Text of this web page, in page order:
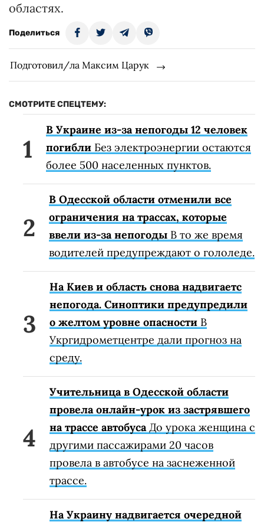
областях.
Поделиться
Подготовил/ла Максим Царук
СМОТРИТЕ СПЕЦТЕМУ:
В Украине из-за непогоды 12 человек
погибли Без электроэнергии остаются
более 500 населенных пунктов.
В Одесской области отменили все
ограничения на трассах, которые
ввели из-за непогоды В то же время
водителей предупреждают о гололеде.
На Киев и область снова надвигаетс
непогода. Синоптики предупредили
о желтом уровне опасности В
Укргидрометцентре дали прогноз на
среду.
Учительница в Одесской области
провела онлайн-урок из застрявшего
на трассе автобусаДо урока женщина с
другими пассажирами 20 часов
провела в автобусе на заснеженной
трассе.
На Украину надвигается очередной